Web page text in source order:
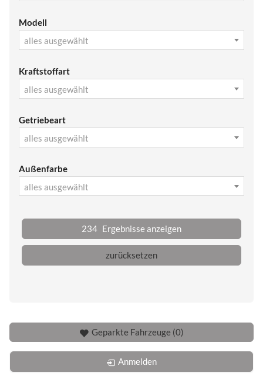
Modell
alles ausgewählt
Kraftstoffart
alles ausgewählt
Getriebeart
alles ausgewählt
Außenfarbe
alles ausgewählt
234 Ergebnisse anzeigen
zurücksetzen
Geparkte Fahrzeuge (0)
Anmelden